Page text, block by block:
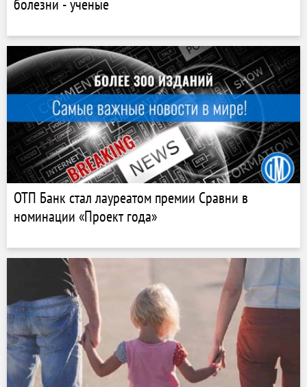
болезни - ученые
ОТП Банк стал лауреатом премии Сравни в
номинации «Проект года»